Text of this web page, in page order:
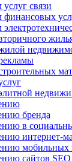
связи
финансовых
бренда
в
интернет-
сайтов SEO